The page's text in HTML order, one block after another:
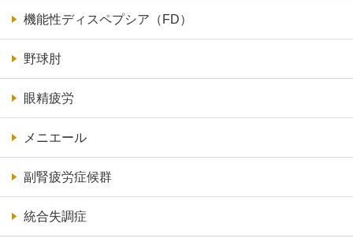
機能性ディスペプシア（FD）
野球肘
眼精疲労
メニエール
副腎疲労症候群
統合失調症